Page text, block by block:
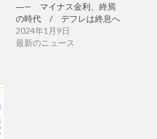
―— マイナス金利、終焉
の時代 / デフレは終息へ
2024年1月9日
最新のニュース